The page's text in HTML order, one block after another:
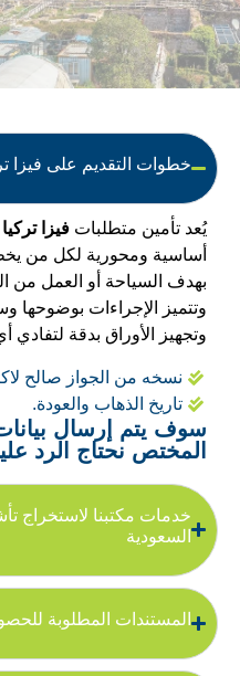
خطوات التقديم على فيزا
يُعد تأمين متطلبات فيزا
أساسية ومحورية لكل من
بهدف السياحة أو العمل من
وتتميز الإجراءات بوضوحها
وتجهيز الأوراق بدقة
نسخه من الجواز صالح لاكثر
تاريخ الذهاب والعودة.
سوف يتم إرسال
المختص نحتاج الرد
خدمات مكتبنا لاستخراج
السعودية
المستندات المطلوبة